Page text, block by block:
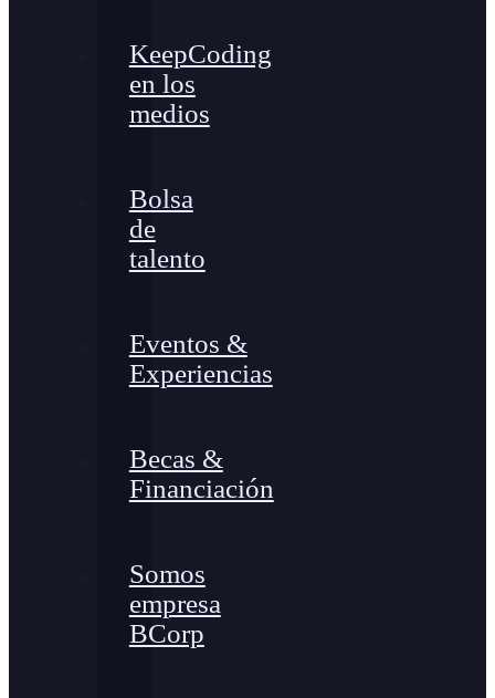
KeepCoding
en los
medios
Bolsa
de
talento
Eventos &
Experiencias
Becas &
Financiación
Somos
empresa
BCorp